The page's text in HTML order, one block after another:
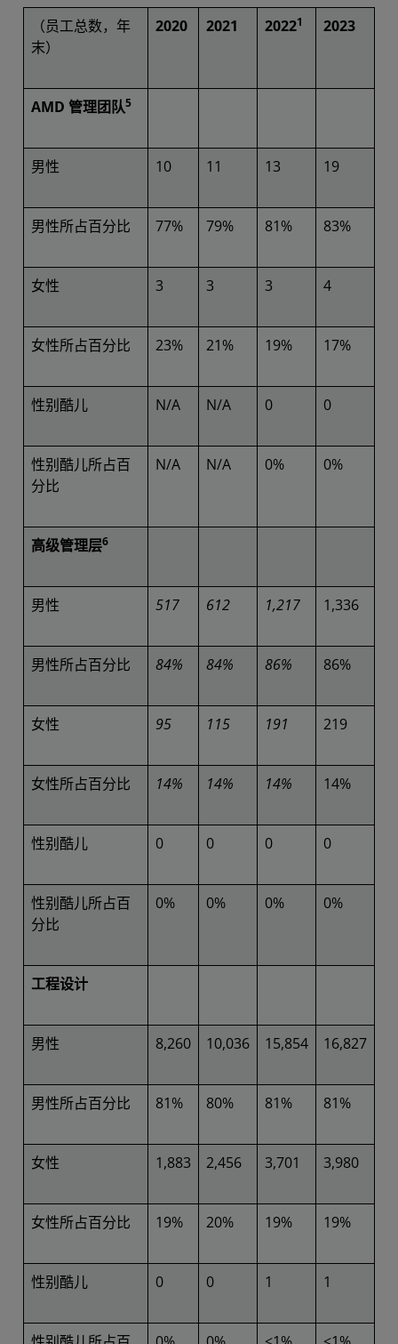
（员工总数，年
末）
2020 2021 20221 2023
AMD 管理团队5
男性 10 11 13 19
男性所占百分比 77% 79% 81% 83%
女性 3 3 3 4
女性所占百分比 23% 21% 19% 17%
性别酷儿 N/A N/A 0 0
性别酷儿所占百
分比
N/A N/A 0% 0%
高级管理层6
男性 517 612 1,217 1,336
男性所占百分比 84% 84% 86% 86%
女性 95 115 191 219
女性所占百分比 14% 14% 14% 14%
性别酷儿 0 0 0 0
性别酷儿所占百
分比
0% 0% 0% 0%
工程设计
男性 8,260 10,036 15,854 16,827
男性所占百分比 81% 80% 81% 81%
女性 1,883 2,456 3,701 3,980
女性所占百分比 19% 20% 19% 19%
性别酷儿 0 0 1 1